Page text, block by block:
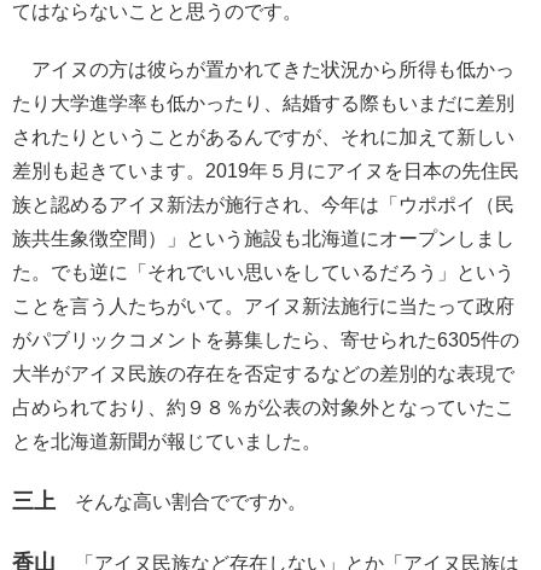
てはならないことと思うのです。
アイヌの方は彼らが置かれてきた状況から所得も低かっ
たり大学進学率も低かったり、結婚する際もいまだに差別
されたりということがあるんですが、それに加えて新しい
差別も起きています。2019年５月にアイヌを日本の先住民
族と認めるアイヌ新法が施行され、今年は「ウポポイ（民
族共生象徴空間）」という施設も北海道にオープンしまし
た。でも逆に「それでいい思いをしているだろう」という
ことを言う人たちがいて。アイヌ新法施行に当たって政府
がパブリックコメントを募集したら、寄せられた6305件の
大半がアイヌ民族の存在を否定するなどの差別的な表現で
占められており、約９８％が公表の対象外となっていたこ
とを北海道新聞が報じていました。
三上 そんな高い割合でですか。
香山 「アイヌ民族など存在しない」とか「アイヌ民族は